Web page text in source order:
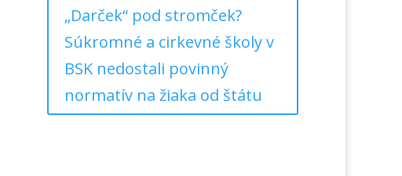
„Darček“ pod stromček?
Súkromné a cirkevné školy v
BSK nedostali povinný
normatív na žiaka od štátu